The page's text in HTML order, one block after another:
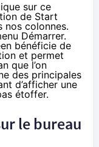
sur ce
de Start
nos colonnes.
Démarrer.
bénéficie de
et permet
que l’on
des principales
d’afficher une
étoffer.
le bureau